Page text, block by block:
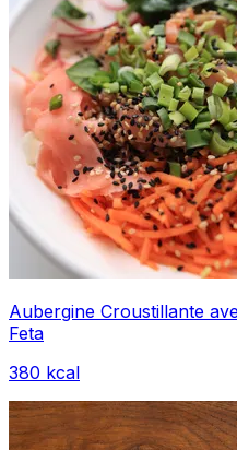
Aubergine Croustillante
Feta
380 kcal